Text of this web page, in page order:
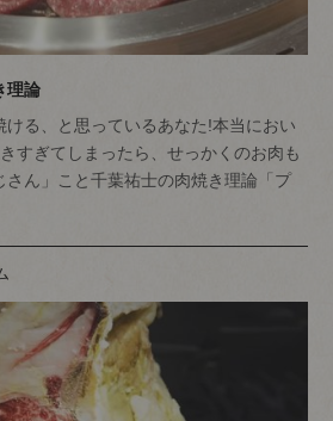
理論
ける、と思っているあなた!本当におい
すぎてしまったら、せっかくのお肉も
さん」こと千葉祐士の肉焼き理論「プ